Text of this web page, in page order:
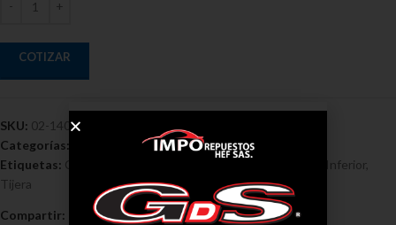
COTIZAR
SKU: 02-1405
Categorías:
Tensores y Tijeras - Chevrolet
Etiquetas: Chevrolet Inferior,
Tijera
Compartir: